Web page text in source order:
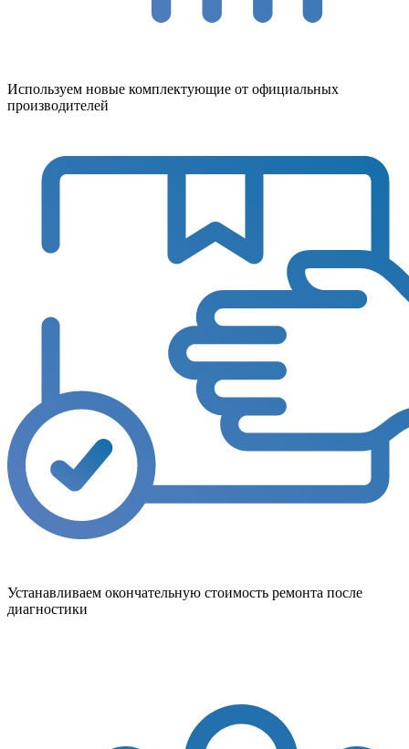
Используем новые комплектующие от официальных
производителей
Устанавливаем окончательную стоимость ремонта после
диагностики